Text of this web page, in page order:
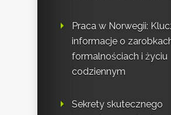
Praca w Norwegii:
informacje o
formalnościach i życiu
codziennym
Sekrety skutecznego